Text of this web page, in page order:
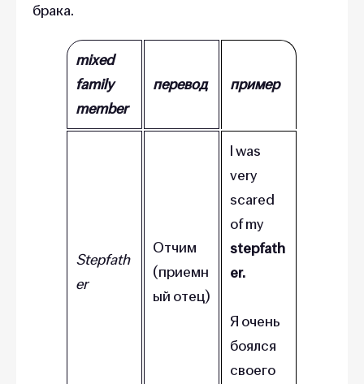
брака.
mixed
family
member
перевод пример
Stepfath
er
Отчим
(приемн
ый отец)
I was
very
scared
of my
stepfath
er.
Я очень
боялся
своего